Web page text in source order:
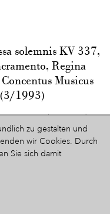
solemnis KV 337,
Regina
Musicus
1993)
Uwe Heilmann und
in B-Dur, KV 125
in der Pfarrkirche
zu gestalten und
wir Cookies. Durch
Sie sich damit